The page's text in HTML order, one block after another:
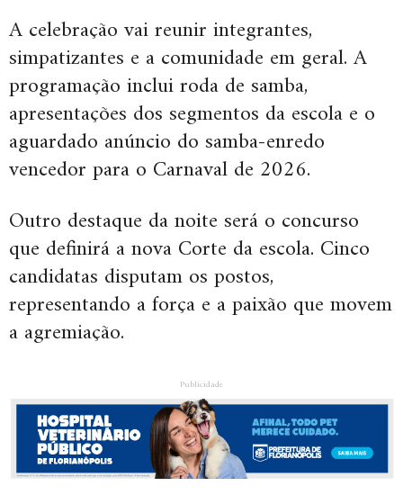
A celebração vai reunir integrantes,
simpatizantes e a comunidade em geral. A
programação inclui roda de samba,
apresentações dos segmentos da escola e o
aguardado anúncio do samba-enredo
vencedor para o Carnaval de 2026.
Outro destaque da noite será o concurso
que definirá a nova Corte da escola. Cinco
candidatas disputam os postos,
representando a força e a paixão que movem
a agremiação.
Publicidade